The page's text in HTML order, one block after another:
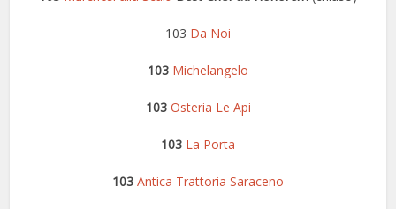
103 Da Noi
103 Michelangelo
103 Osteria Le Api
103 La Porta
103 Antica Trattoria Saraceno